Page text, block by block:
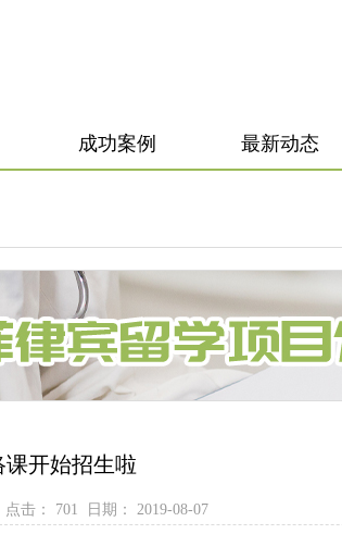
成功案例 最新动态
开始招生啦
击： 701 日期： 2019-08-07